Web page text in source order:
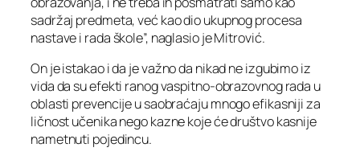
sadržaj predmeta, već kao dio ukupnog procesa
nastave i rada škole”, naglasio je Mitrović.
On je istakao i da je važno da nikad ne izgubimo iz
vida da su efekti ranog vaspitno-obrazovnog rada u
oblasti prevencije u saobraćaju mnogo efikasniji za
ličnost učenika nego kazne koje će društvo kasnije
nametnuti pojedincu.